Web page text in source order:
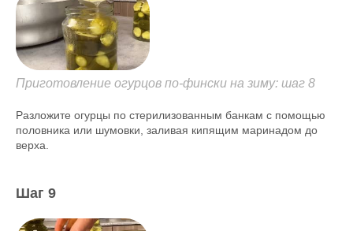
Приготовление огурцов по-фински на зиму: шаг 8
Разложите огурцы по стерилизованным банкам с помощью
половника или шумовки, заливая кипящим маринадом до
верха.
Шаг 9